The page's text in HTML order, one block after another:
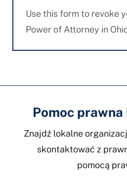
Use this form to revoke
Power of Attorney in
Pomoc
Znajdź lokalne
skontaktować z
pomocą